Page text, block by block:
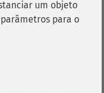
um objeto
para o